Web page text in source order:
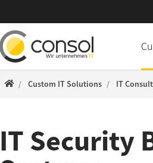
ConSol WWW
Custom IT Solutions IT
IT Security